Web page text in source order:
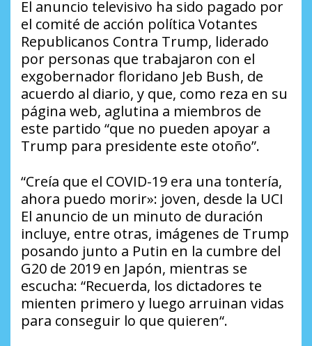
El anuncio televisivo ha sido pagado por
el comité de acción política Votantes
Republicanos Contra Trump, liderado
por personas que trabajaron con el
exgobernador floridano Jeb Bush, de
acuerdo al diario, y que, como reza en su
página web, aglutina a miembros de
este partido “que no pueden apoyar a
Trump para presidente este otoño”.
“Creía que el COVID-19 era una tontería,
ahora puedo morir»: joven, desde la UCI
El anuncio de un minuto de duración
incluye, entre otras, imágenes de Trump
posando junto a Putin en la cumbre del
G20 de 2019 en Japón, mientras se
escucha: “Recuerda, los dictadores te
mienten primero y luego arruinan vidas
para conseguir lo que quieren“.